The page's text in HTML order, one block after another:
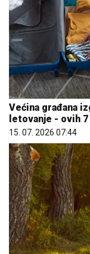
Većina građana
letovanje - ovih
15. 07. 2026 07:44